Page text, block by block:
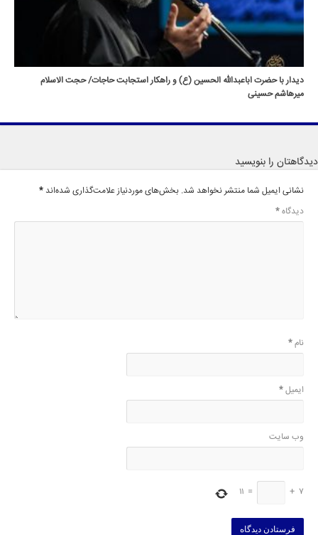
دیدار با حضرت اباعبدالله الحسین (ع) و راهکار استجابت حاجات/ حجت الاسلام
میرهاشم حسینی
دیدگاهتان را بنویسید
نشانی ایمیل شما منتشر نخواهد شد. بخش‌های موردنیاز علامت‌گذاری شده‌اند *
دیدگاه*
نام*
ایمیل*
وب‌ سایت
7
+
=
11